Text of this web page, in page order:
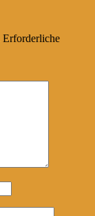
Erforderliche